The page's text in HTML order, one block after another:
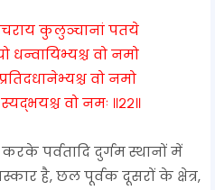
कुलुञ्चानां पतये
वो नमो
वो नमो
वो नमः ॥२२॥
पर्वतादि दुर्गम स्थानों में
है, छल पूर्वक दूसरों के क्षेत्र,